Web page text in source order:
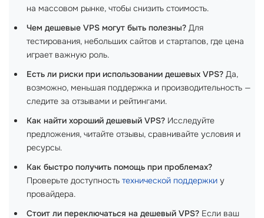
на массовом рынке, чтобы снизить стоимость.
Чем дешевые VPS могут быть полезны? Для
тестирования, небольших сайтов и стартапов, где цена
играет важную роль.
Есть ли риски при использовании дешевых VPS? Да,
возможно, меньшая поддержка и производительность —
следите за отзывами и рейтингами.
Как найти хороший дешевый VPS? Исследуйте
предложения, читайте отзывы, сравнивайте условия и
ресурсы.
Как быстро получить помощь при проблемах?
Проверьте доступность технической поддержки у
провайдера.
Стоит ли переключаться на дешевый VPS? Если ваш